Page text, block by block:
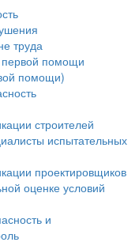
труда
первой помощи
помощи)
строителей
испытательных
проектировщиков
оценке условий
и